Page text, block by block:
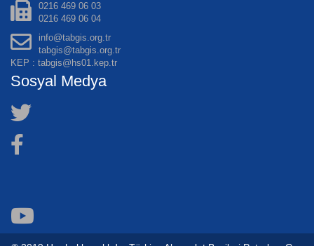
0216 469 06 03
0216 469 06 04
info@tabgis.org.tr
tabgis@tabgis.org.tr
KEP : tabgis@hs01.kep.tr
Sosyal Medya